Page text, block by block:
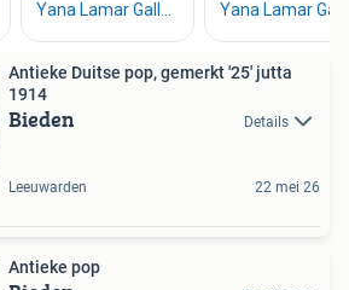
Antieke Duitse pop, gemerkt '25' jutta
1914
Bieden Details
Leeuwarden 22 mei 26
Antieke pop